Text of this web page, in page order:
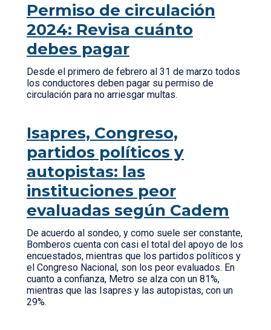
Permiso de circulación
2024: Revisa cuánto
debes pagar
Desde el primero de febrero al 31 de marzo todos
los conductores deben pagar su permiso de
circulación para no arriesgar multas.
Isapres, Congreso,
partidos políticos y
autopistas: las
instituciones peor
evaluadas según Cadem
De acuerdo al sondeo, y como suele ser constante,
Bomberos cuenta con casi el total del apoyo de los
encuestados, mientras que los partidos políticos y
el Congreso Nacional, son los peor evaluados. En
cuanto a confianza, Metro se alza con un 81%,
mientras que las Isapres y las autopistas, con un
29%.